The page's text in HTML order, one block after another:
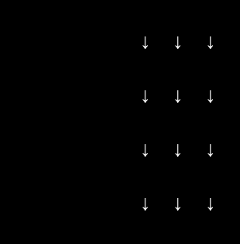
↓ ↓ ↓
↓ ↓ ↓
↓ ↓ ↓
↓ ↓ ↓